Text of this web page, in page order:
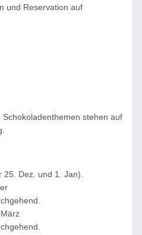
und Reservation auf
stehen auf
25. Dez. und 1. Jan).